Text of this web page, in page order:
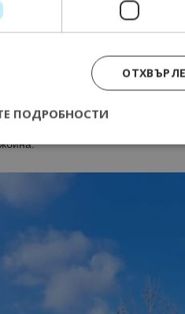
по международния път за
Момчилград. Изображенията
в Източните Родопи – места,
ПОДРОБНОСТИ
Строго необходимо
бисквитки позволяват основната
акаунта. Уебсайтът не може да се
Доставчик